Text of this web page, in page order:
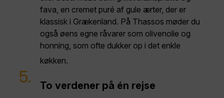
fava, en cremet puré af gule ærter, der er
klassisk i Grækenland. På Thassos møder du
også øens egne råvarer som olivenolie og
honning, som ofte dukker op i det enkle
køkken.
5. To verdener på én rejse